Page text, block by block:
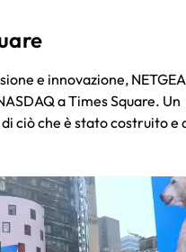
e innovazione,
a Times Square. Un
ciò che è stato costruito e